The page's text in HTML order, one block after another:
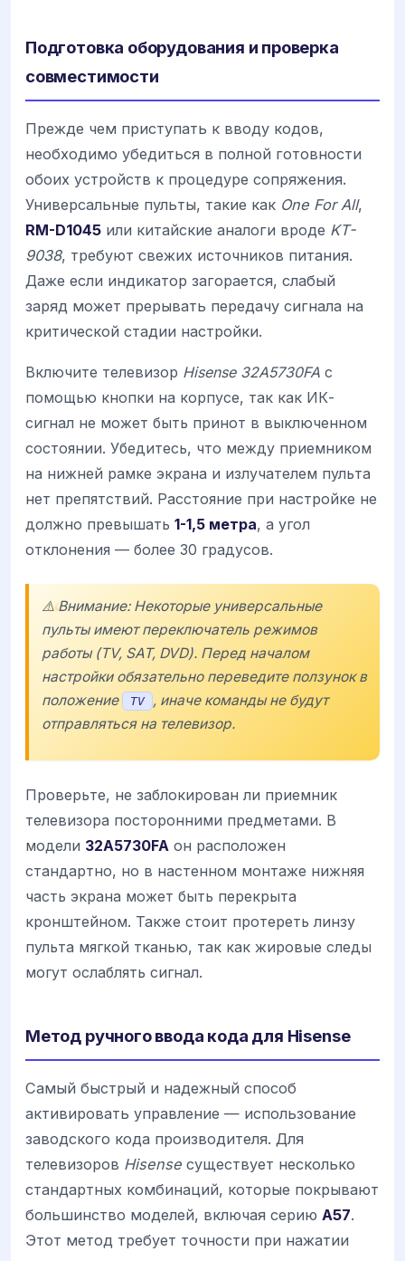
Подготовка оборудования и проверка
совместимости
Прежде чем приступать к вводу кодов,
необходимо убедиться в полной готовности
обоих устройств к процедуре сопряжения.
Универсальные пульты, такие как One For All,
RM-D1045 или китайские аналоги вроде KT-
9038, требуют свежих источников питания.
Даже если индикатор загорается, слабый
заряд может прерывать передачу сигнала на
критической стадии настройки.
Включите телевизор Hisense 32A5730FA с
помощью кнопки на корпусе, так как ИК-
сигнал не может быть принот в выключенном
состоянии. Убедитесь, что между приемником
на нижней рамке экрана и излучателем пульта
нет препятствий. Расстояние при настройке не
должно превышать 1-1,5 метра, а угол
отклонения — более 30 градусов.
⚠️ Внимание: Некоторые универсальные
пульты имеют переключатель режимов
работы (TV, SAT, DVD). Перед началом
настройки обязательно переведите ползунок в
положение
TV
, иначе команды не будут
отправляться на телевизор.
Проверьте, не заблокирован ли приемник
телевизора посторонними предметами. В
модели 32A5730FA он расположен
стандартно, но в настенном монтаже нижняя
часть экрана может быть перекрыта
кронштейном. Также стоит протереть линзу
пульта мягкой тканью, так как жировые следы
могут ослаблять сигнал.
Метод ручного ввода кода для Hisense
Самый быстрый и надежный способ
активировать управление — использование
заводского кода производителя. Для
телевизоров Hisense существует несколько
стандартных комбинаций, которые покрывают
большинство моделей, включая серию A57.
Этот метод требует точности при нажатии